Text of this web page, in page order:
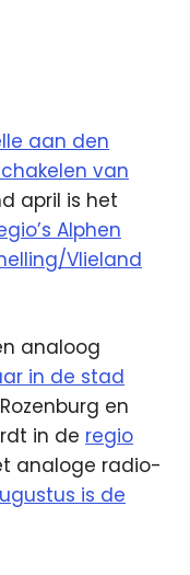
aan den
van
april is het
Alphen
Vlieland
analoog
in de stad
en
in de regio
analoge radio-
is de